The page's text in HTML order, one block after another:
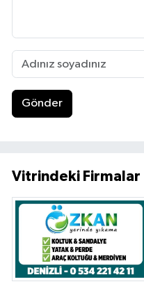
Gönder
Vitrindeki Firmalar